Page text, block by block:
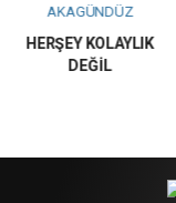
AKAGÜNDÜZ
HERŞEY KOLAYLIK
DEĞİL